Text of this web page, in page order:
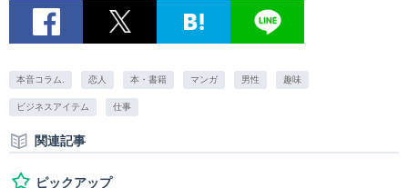
本音コラム. 恋人 本・書籍 マンガ 男性 趣味
ビジネスアイテム 仕事
関連記事
ピックアップ